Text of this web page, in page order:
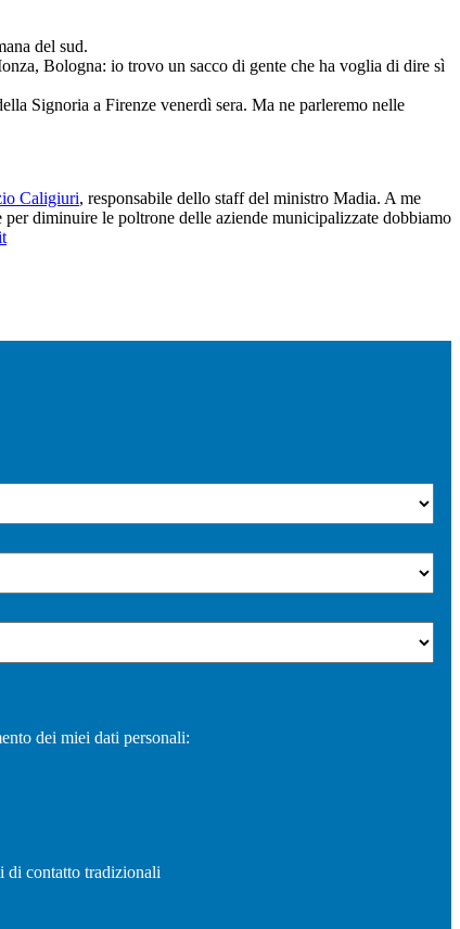
del sud.
Bologna: io trovo un sacco di gente che ha voglia di dire sì
Signoria a Firenze venerdì sera. Ma ne parleremo nelle
Caligiuri, responsabile dello staff del ministro Madia. A me
diminuire le poltrone delle aziende municipalizzate dobbiamo
dei miei dati personali:
di contatto tradizionali